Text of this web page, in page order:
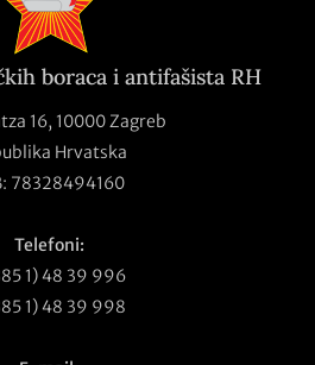
boraca i antifašista RH
16, 10000 Zagreb
Hrvatska
78328494160
Telefoni:
1) 48 39 996
1) 48 39 998